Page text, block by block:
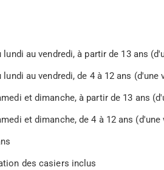
lundi au vendredi, à partir de 13 ans
lundi au vendredi, de 4 à 12 ans (d'une
et dimanche, à partir de 13 ans
et dimanche, de 4 à 12 ans (d'une
des casiers inclus